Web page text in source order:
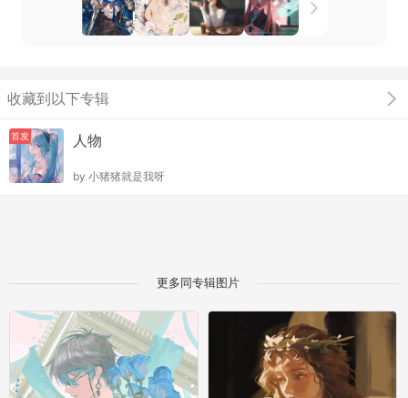
收藏到以下专辑
首发 人物
by 小猪猪就是我呀
更多同专辑图片